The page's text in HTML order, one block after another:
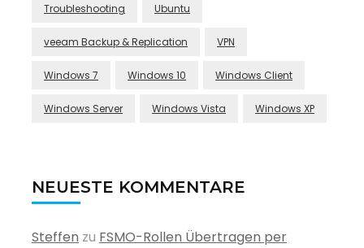
Troubleshooting Ubuntu
veeam Backup & Replication VPN
Windows 7 Windows 10 Windows Client
Windows Server Windows Vista Windows XP
NEUESTE KOMMENTARE
Steffen zu FSMO-Rollen Übertragen per